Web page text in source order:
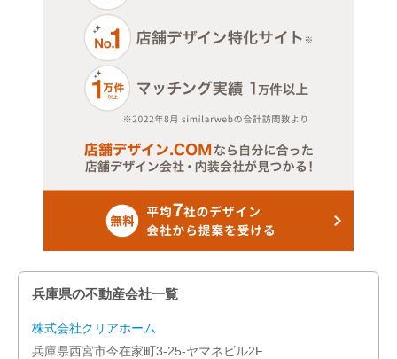
兵庫県の不動産会社一覧
株式会社クリアホーム
兵庫県西宮市今在家町3-25-ヤマネビル2F